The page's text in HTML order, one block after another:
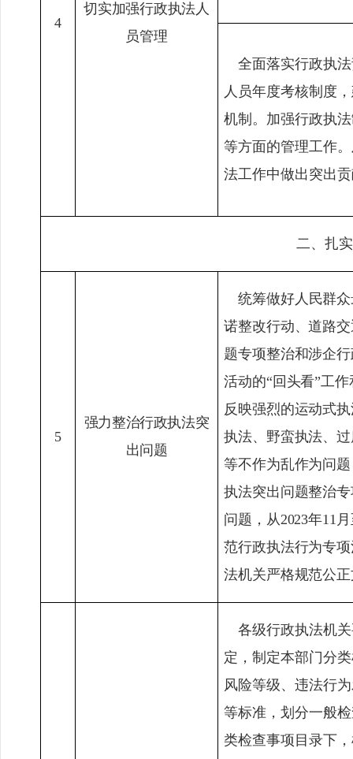
4
切实加强行政执法人
员管理
全面落实行政执
人员年度考核制度
机制。加强行政执
等方面的管理工作
法工作中做出突出
二、扎
5
强力整治行政执法突
出问题
统筹做好人民群
诺整改行动、道路
题专项整治和涉企
活动的“回头看”工作
反映强烈的运动式
执法、野蛮执法、
等不作为乱作为问
执法突出问题整治
问题，从2023年11
范行政执法行为专
法机关严格规范公
各级行政执法机
定，制定本部门分
风险等级、违法行
等标准，划分一般
类检查事项目录下